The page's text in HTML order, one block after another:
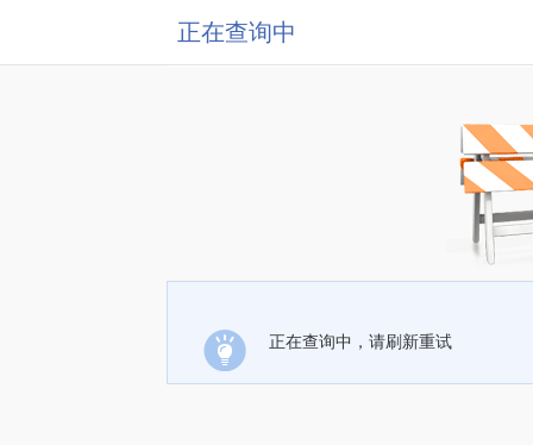
正在查询中
正在查询中，请刷新重试